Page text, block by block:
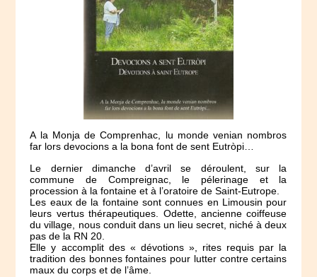
A la Monja de Comprenhac, lu monde venian nombros
far lors devocions a la bona font de sent Eutròpi…
Le dernier dimanche d’avril se déroulent, sur la
commune de Compreignac, le pélerinage et la
procession à la fontaine et à l’oratoire de Saint-Eutrope.
Les eaux de la fontaine sont connues en Limousin pour
leurs vertus thérapeutiques. Odette, ancienne coiffeuse
du village, nous conduit dans un lieu secret, niché à deux
pas de la RN 20.
Elle y accomplit des « dévotions », rites requis par la
tradition des bonnes fontaines pour lutter contre certains
maux du corps et de l’âme.